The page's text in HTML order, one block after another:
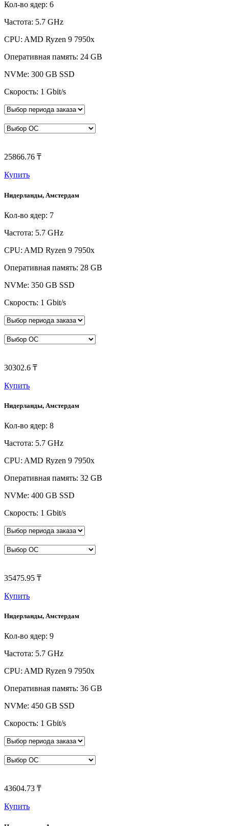
Кол-во ядер: 6
Частота: 5.7 GHz
CPU: AMD Ryzen 9 7950x
Оперативная память: 24 GB
NVMe: 300 GB SSD
Скорость: 1 Gbit/s
25866.76 ₸
Купить
Нидерланды, Амстердам
Кол-во ядер: 7
Частота: 5.7 GHz
CPU: AMD Ryzen 9 7950x
Оперативная память: 28 GB
NVMe: 350 GB SSD
Скорость: 1 Gbit/s
30302.6 ₸
Купить
Нидерланды, Амстердам
Кол-во ядер: 8
Частота: 5.7 GHz
CPU: AMD Ryzen 9 7950x
Оперативная память: 32 GB
NVMe: 400 GB SSD
Скорость: 1 Gbit/s
35475.95 ₸
Купить
Нидерланды, Амстердам
Кол-во ядер: 9
Частота: 5.7 GHz
CPU: AMD Ryzen 9 7950x
Оперативная память: 36 GB
NVMe: 450 GB SSD
Скорость: 1 Gbit/s
43604.73 ₸
Купить